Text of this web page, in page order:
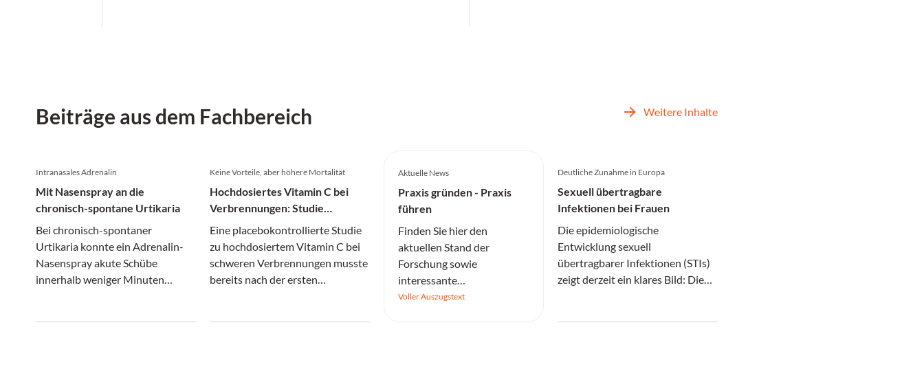
Beiträge aus dem Fachbereich Weitere Inhalte
Intranasales Adrenalin
Mit Nasenspray an die
chronisch-spontane Urtikaria
Bei chronisch-spontaner
Urtikaria konnte ein Adrenalin-
Nasenspray akute Schübe
innerhalb weniger Minuten
Keine Vorteile, aber höhere Mortalität
Hochdosiertes Vitamin C bei
Verbrennungen: Studie
abgebrochen
Eine placebokontrollierte Studie
zu hochdosiertem Vitamin C bei
schweren Verbrennungen musste
bereits nach der ersten
Aktuelle News
Praxis gründen - Praxis
führen
Finden Sie hier den
aktuellen Stand der
Forschung sowie
interessante
Informationen.
Voller Auszugstext
Deutliche Zunahme in Europa
Sexuell übertragbare
Infektionen bei Frauen
Die epidemiologische
Entwicklung sexuell
übertragbarer Infektionen (STIs)
zeigt derzeit ein klares Bild: Die